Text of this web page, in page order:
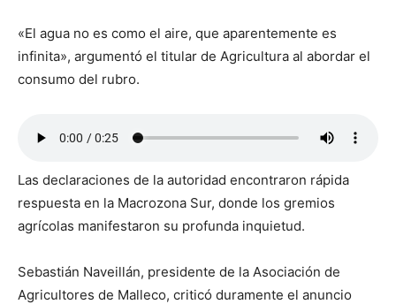
«El agua no es como el aire, que aparentemente es
infinita», argumentó el titular de Agricultura al abordar el
consumo del rubro.
Las declaraciones de la autoridad encontraron rápida
respuesta en la Macrozona Sur, donde los gremios
agrícolas manifestaron su profunda inquietud.
Sebastián Naveillán, presidente de la Asociación de
Agricultores de Malleco, criticó duramente el anuncio